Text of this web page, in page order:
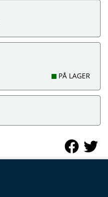
PÅ LAGER